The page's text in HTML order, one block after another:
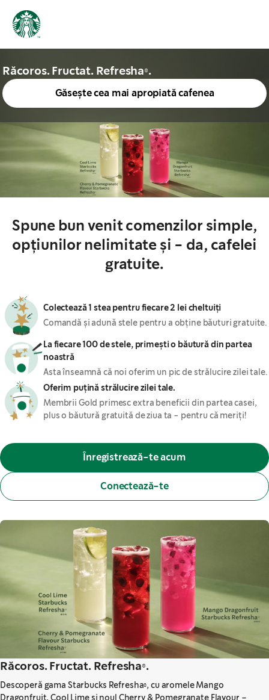
Răcoros. Fructat. Refresha®.
Găsește cea mai apropiată cafenea
Spune bun venit comenzilor simple,
opțiunilor nelimitate și - da, cafelei
gratuite.
Colectează 1 stea pentru fiecare 2 lei cheltuiți
Comandă și adună stele pentru a obține băuturi gratuite.
La fiecare 100 de stele, primești o băutură din partea
noastră
Asta înseamnă că noi oferim un pic de strălucire zilei tale.
Oferim puțină strălucire zilei tale.
Membrii Gold primesc extra beneficii din partea casei,
plus o băutură gratuită de ziua ta - pentru că meriți!
Înregistrează-te acum
Conectează-te
Răcoros. Fructat. Refresha®.
Descoperă gama Starbucks Refresha®, cu aromele Mango
Dragonfruit, Cool Lime și noul Cherry & Pomegranate Flavour –